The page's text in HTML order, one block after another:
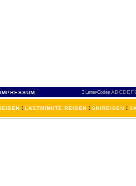
IMPRESSUM 3 Letter-Codes ABCDEF
: LASTMINUTE REISEN : SKIREISEN :